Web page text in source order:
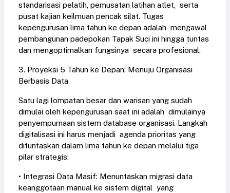
standarisasi pelatih, pemusatan latihan atlet, serta
pusat kajian keilmuan pencak silat. Tugas
kepengurusan lima tahun ke depan adalah mengawal
pembangunan padepokan Tapak Suci ini hingga tuntas
dan mengoptimalkan fungsinya secara profesional.
3. Proyeksi 5 Tahun ke Depan: Menuju Organisasi
Berbasis Data
Satu lagi lompatan besar dan warisan yang sudah
dimulai oleh kepengurusan saat ini adalah dimulainya
penyempurnaan sistem database organisasi. Langkah
digitalisasi ini harus menjadi agenda prioritas yang
dituntaskan dalam lima tahun ke depan melalui tiga
pilar strategis:
• Integrasi Data Masif: Menuntaskan migrasi data
keanggotaan manual ke sistem digital yang